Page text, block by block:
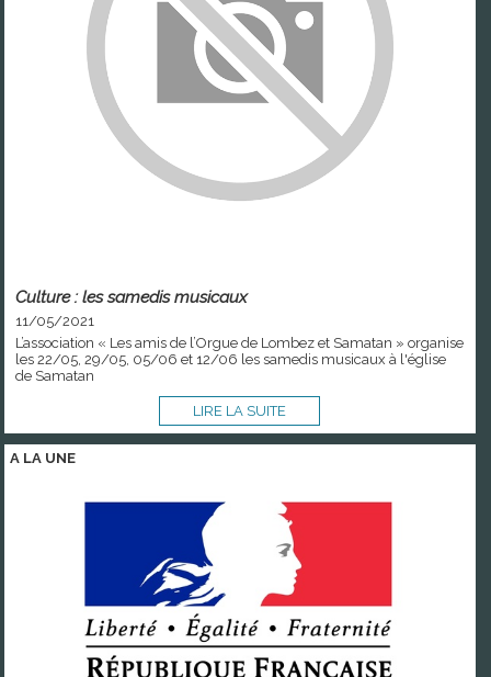
Culture : les samedis musicaux
11/05/2021
L’association « Les amis de l’Orgue de Lombez et Samatan » organise
les 22/05, 29/05, 05/06 et 12/06 les samedis musicaux à l'église
de Samatan
LIRE LA SUITE
A LA UNE